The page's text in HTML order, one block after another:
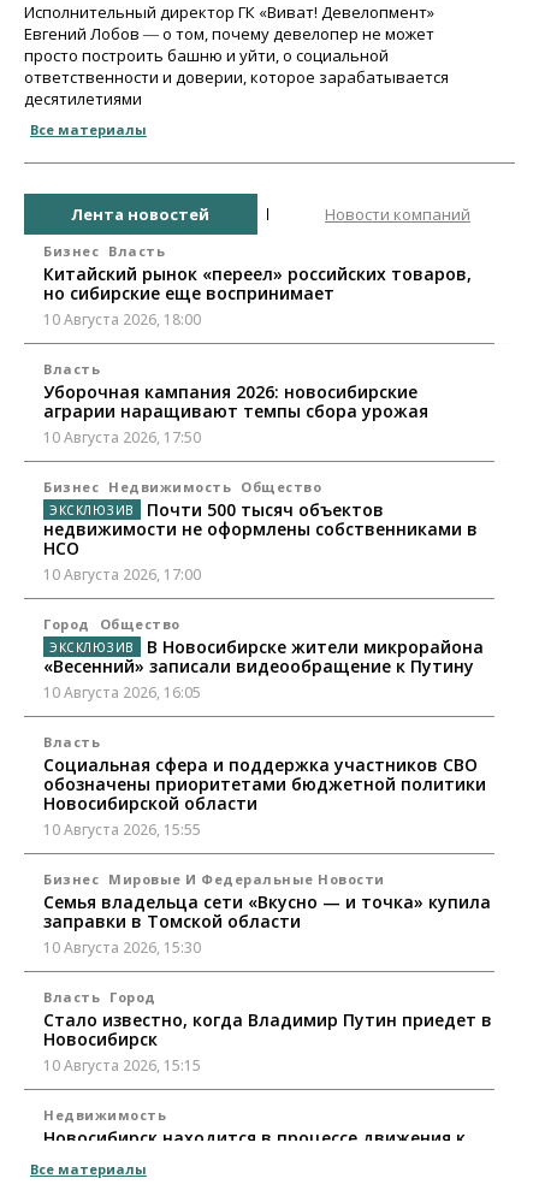
Исполнительный директор ГК «Виват! Девелопмент»
Евгений Лобов ― о том, почему девелопер не может
просто построить башню и уйти, о социальной
ответственности и доверии, которое зарабатывается
десятилетиями
Все материалы
Лента новостей Новости компаний
Бизнес Власть
Китайский рынок «переел» российских товаров,
но сибирские еще воспринимает
10 Августа 2026, 18:00
Власть
Уборочная кампания 2026: новосибирские
аграрии наращивают темпы сбора урожая
10 Августа 2026, 17:50
Бизнес Недвижимость Общество
Почти 500 тысяч объектов
недвижимости не оформлены собственниками в
НСО
10 Августа 2026, 17:00
Город Общество
В Новосибирске жители микрорайона
«Весенний» записали видеообращение к Путину
10 Августа 2026, 16:05
Власть
Социальная сфера и поддержка участников СВО
обозначены приоритетами бюджетной политики
Новосибирской области
10 Августа 2026, 15:55
Бизнес Мировые И Федеральные Новости
Семья владельца сети «Вкусно — и точка» купила
заправки в Томской области
10 Августа 2026, 15:30
Власть Город
Стало известно, когда Владимир Путин приедет в
Новосибирск
10 Августа 2026, 15:15
Недвижимость
Новосибирск находится в процессе движения к
10 Августа 2026, 15:00
Все материалы